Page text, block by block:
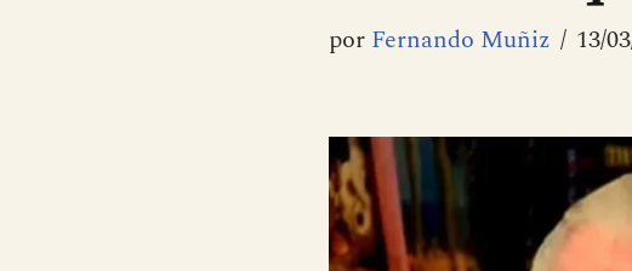
por Fernando Muñiz 13/